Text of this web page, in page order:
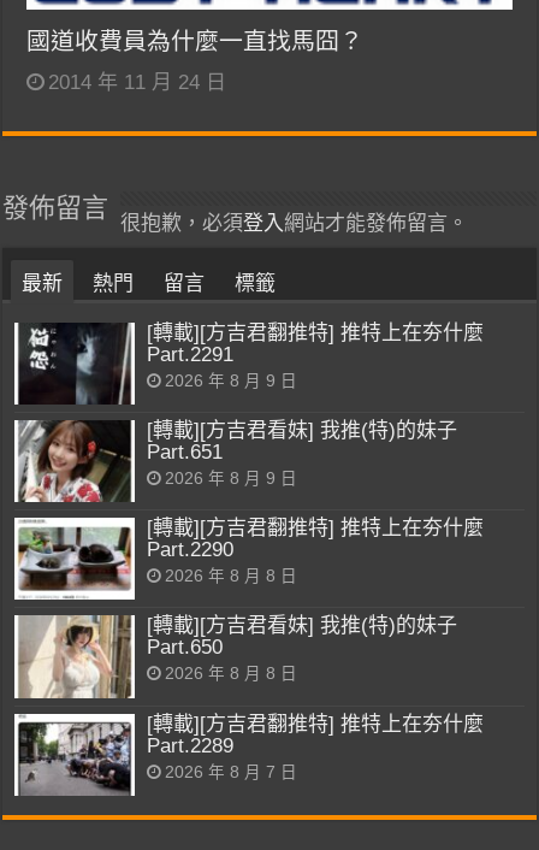
國道收費員為什麼一直找馬囧？
2014 年 11 月 24 日
發佈留言
很抱歉，必須登入網站才能發佈留言。
最新 熱門 留言 標籤
[轉載][方吉君翻推特] 推特上在夯什麼
Part.2291
2026 年 8 月 9 日
[轉載][方吉君看妹] 我推(特)的妹子
Part.651
2026 年 8 月 9 日
[轉載][方吉君翻推特] 推特上在夯什麼
Part.2290
2026 年 8 月 8 日
[轉載][方吉君看妹] 我推(特)的妹子
Part.650
2026 年 8 月 8 日
[轉載][方吉君翻推特] 推特上在夯什麼
Part.2289
2026 年 8 月 7 日